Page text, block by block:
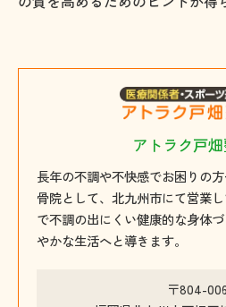
アトラク戸
長年の不調や不快感でお困りの
骨院として、北九州市にて営業
で不調の出にくい健康的な身体
やかな生活へと導きます。
〒804-